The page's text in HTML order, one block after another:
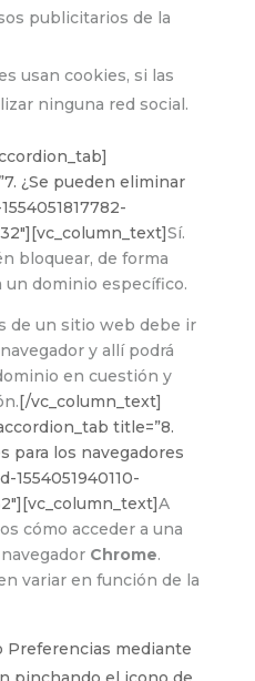
publicitarios de la
usan cookies, si las
ninguna red social.
¿Se pueden eliminar
Sí.
bloquear, de forma
un dominio específico.
de un sitio web debe ir
y allí podrá
en cuestión y
[/vc_column_text]
title=”8.
para los navegadores
1554051940110-
A
cómo acceder a una
Chrome.
variar en función de la
Preferencias mediante